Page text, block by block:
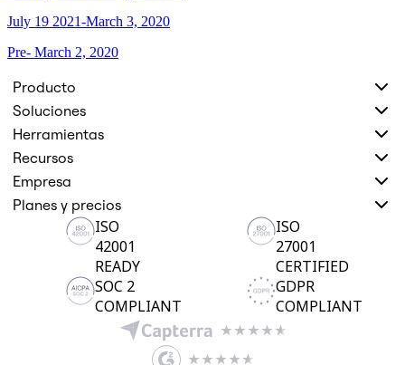
Enterprise
Startups
Gestión de productos
Diseño y UX
Ingeniería
Liderazgo y operaciones de producto
Operaciones
Marketing
TI
Por iniciativa estratégica
Sistema operativo de producto
Transformación con IA
July 19 2021-March 3, 2020
Pre- March 2, 2020
Producto
Soluciones
Herramientas
Recursos
Empresa
Planes y precios
ISO
42001
READY
ISO
27001
CERTIFIED
SOC 2
COMPLIANT
GDPR
COMPLIANT